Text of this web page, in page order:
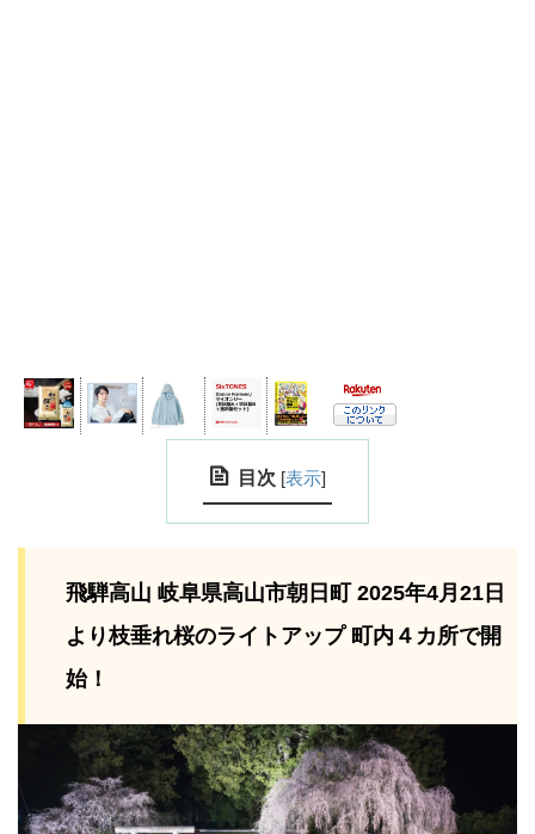
目次 [表示]
飛騨高山 岐阜県高山市朝日町 2025年4月21日
より枝垂れ桜のライトアップ 町内４カ所で開
始！